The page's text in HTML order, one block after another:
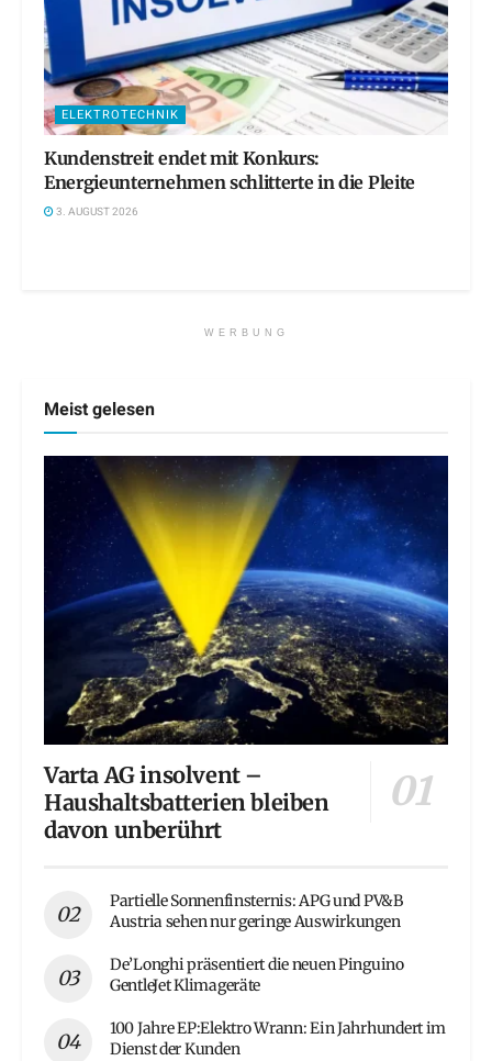
ELEKTROTECHNIK
Kundenstreit endet mit Konkurs:
Energieunternehmen schlitterte in die Pleite
3. AUGUST 2026
WERBUNG
Meist gelesen
Varta AG insolvent –
Haushaltsbatterien bleiben
davon unberührt
Partielle Sonnenfinsternis: APG und PV&B
Austria sehen nur geringe Auswirkungen
De’Longhi präsentiert die neuen Pinguino
GentleJet Klimageräte
100 Jahre EP:Elektro Wrann: Ein Jahrhundert im
Dienst der Kunden